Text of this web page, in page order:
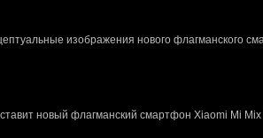
изображения нового флагманского
новый флагманский смартфон Xiaomi Mi Mix